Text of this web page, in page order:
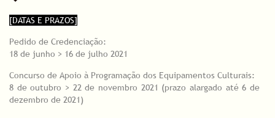
[DATAS E PRAZOS]
Pedido de Credenciação:
18 de junho > 16 de julho 2021
Concurso de Apoio à Programação dos Equipamentos Culturais:
8 de outubro > 22 de novembro 2021 (prazo alargado até 6 de
dezembro de 2021)